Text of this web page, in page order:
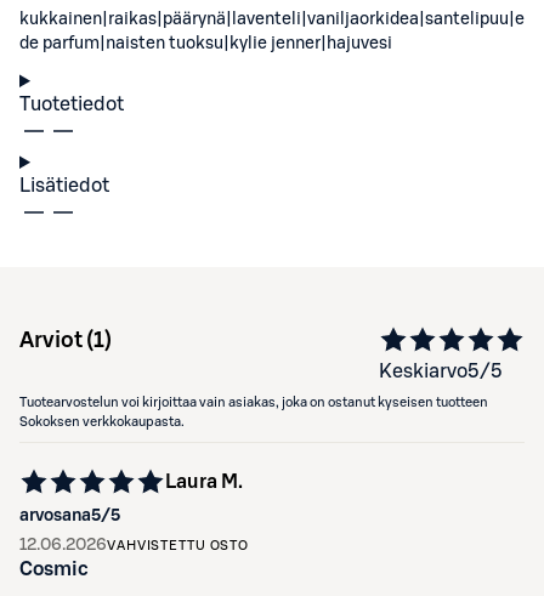
kukkainen|raikas|päärynä|laventeli|vaniljaorkidea|santelipuu|eau
de parfum|naisten tuoksu|kylie jenner|hajuvesi
Tuotetiedot
Lisätiedot
Arviot (1)
Keskiarvo5/5
Tuotearvostelun voi kirjoittaa vain asiakas, joka on ostanut kyseisen tuotteen
Sokoksen verkkokaupasta.
arvosana5/5
Laura M.
12.06.2026VAHVISTETTU OSTO
Cosmic